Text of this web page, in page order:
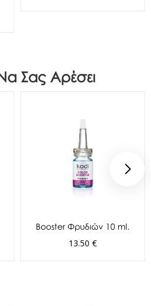
Σας Αρέσει
Booster Φρυδιών 10 ml.
13.50 €